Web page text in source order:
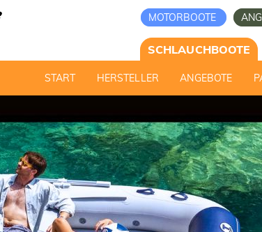
MOTORBOOTE
SCHLAUCHBOOTE
START HERSTELLER ANGEBOTE